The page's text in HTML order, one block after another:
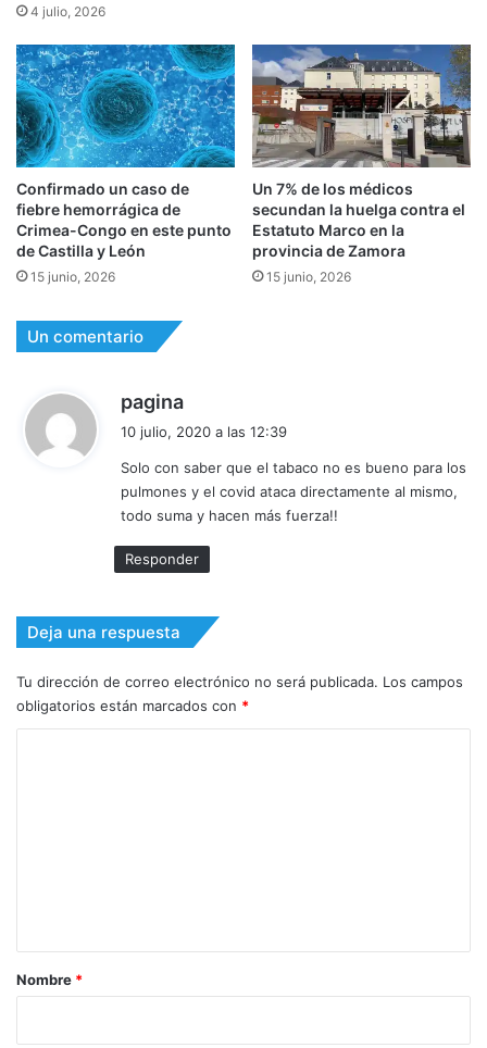
4 julio, 2026
Confirmado un caso de
fiebre hemorrágica de
Crimea-Congo en este punto
de Castilla y León
15 junio, 2026
Un 7% de los médicos
secundan la huelga contra el
Estatuto Marco en la
provincia de Zamora
15 junio, 2026
Un comentario
pagina
e
:
10 julio, 2020 a las 12:39
Solo con saber que el tabaco no es bueno para los
pulmones y el covid ataca directamente al mismo,
todo suma y hacen más fuerza!!
Responder
Deja una respuesta
Tu dirección de correo electrónico no será publicada. Los campos
obligatorios están marcados con *
r
Nombre *